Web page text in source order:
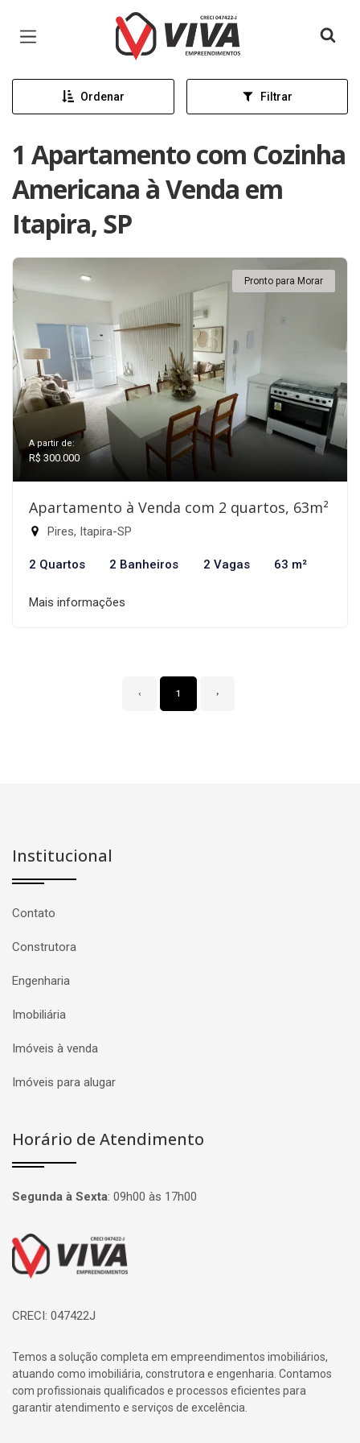
Página inicial
Ordenar Filtrar
1 Apartamento com Cozinha
Americana à Venda em
Itapira, SP
Pronto para Morar
A partir de:
R$ 300.000
Apartamento à Venda com 2 quartos, 63m²
Pires, Itapira-SP
2 Quartos 2 Banheiros 2 Vagas 63 m²
Mais informações
‹ 1 ›
Institucional
Contato
Construtora
Engenharia
Imobiliária
Imóveis à venda
Imóveis para alugar
Horário de Atendimento
Segunda à Sexta: 09h00 às 17h00
Página inicial
CRECI: 047422J
Temos a solução completa em empreendimentos imobiliários,
atuando como imobiliária, construtora e engenharia. Contamos
com profissionais qualificados e processos eficientes para
garantir atendimento e serviços de excelência.